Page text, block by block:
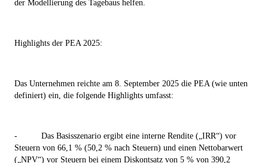
der Modellierung des Tagebaus helfen.
Highlights der PEA 2025:
Das Unternehmen reichte am 8. September 2025 die PEA (wie unten
definiert) ein, die folgende Highlights umfasst:
-
Das Basisszenario ergibt eine interne Rendite („IRR“) vor
Steuern von 66,1 % (50,2 % nach Steuern) und einen Nettobarwert
(„NPV“) vor Steuern bei einem Diskontsatz von 5 % von 390,2